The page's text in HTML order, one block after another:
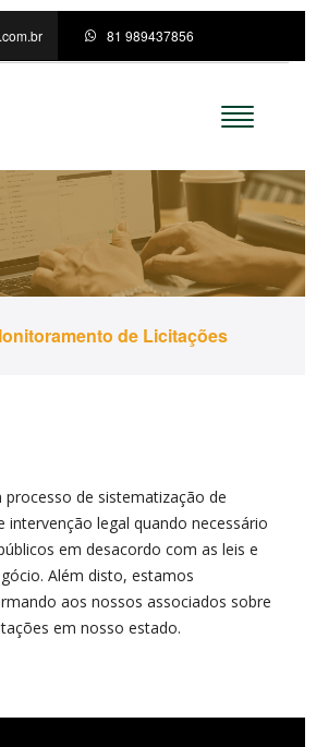
81 989437856
de Licitações
processo de sistematização de
intervenção legal quando necessário
em desacordo com as leis e
Além disto, estamos
aos nossos associados sobre
em nosso estado.